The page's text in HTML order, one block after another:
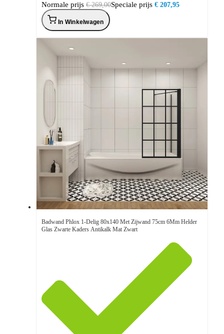
Speciale prijs € 207,95
Normale prijs € 269,00
In Winkelwagen
Badwand Phlox 1-Delig 80x140 Met Zijwand 75cm 6Mm Helder
Glas Zwarte Kaders Antikalk Mat Zwart